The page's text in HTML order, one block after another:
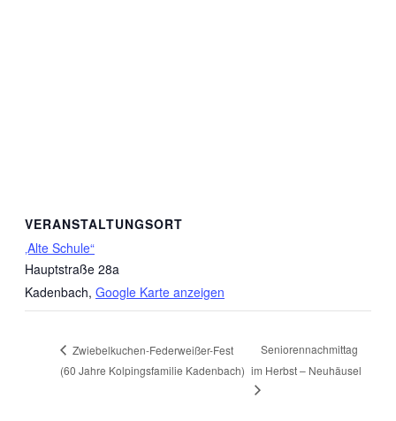
VERANSTALTUNGSORT
‚Alte Schule“
Hauptstraße 28a
Kadenbach, Google Karte anzeigen
Zwiebelkuchen-Federweißer-Fest
(60 Jahre Kolpingsfamilie Kadenbach)
Seniorennachmittag
im Herbst – Neuhäusel